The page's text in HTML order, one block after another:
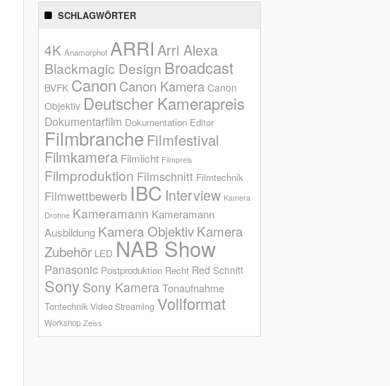
SCHLAGWÖRTER
4K Anamorphot ARRI Arri Alexa
Blackmagic Design Broadcast
BVFK Canon Canon Kamera Canon
Objektiv Deutscher Kamerapreis
Dokumentarfilm Dokumentation Editor
Filmbranche Filmfestival
Filmkamera Filmlicht Filmpreis
Filmproduktion Filmschnitt Filmtechnik
Filmwettbewerb IBC Interview Kamera
Drohne Kameramann Kameramann
Ausbildung Kamera ObjektivKamera
Zubehör LED NAB Show
Panasonic Postproduktion Recht Red Schnitt
Sony Sony KameraTonaufnahme
Tontechnik Video Streaming Vollformat
Workshop Zeiss